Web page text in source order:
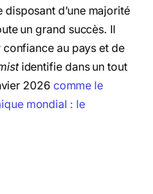
d’une majorité
un grand succès. Il
au pays et de
identifie dans un tout
2026 comme le
mondial : le